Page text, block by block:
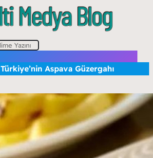
Türkiye’nin Aspava Güzergahı